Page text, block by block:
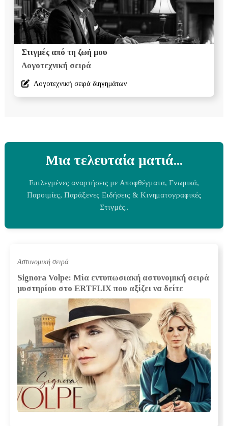
Στιγμές από τη ζωή μου
Λογοτεχνική σειρά
Λογοτεχνική σειρά διηγημάτων
Μια τελευταία ματιά...
Επιλεγμένες αναρτήσεις με Αποφθέγματα, Γνωμικά,
Παροιμίες, Παράξενες Ειδήσεις & Κινηματογραφικές
Στιγμές..
Αστυνομική σειρά
Signora Volpe: Μία εντυπωσιακή αστυνομική σειρά
μυστηρίου στο ERTFLIX που αξίζει να δείτε